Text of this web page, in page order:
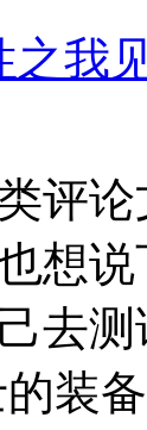
之我
评
想
去
装